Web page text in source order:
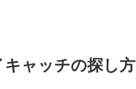
ャッチの探し方